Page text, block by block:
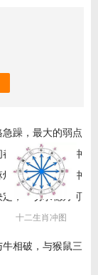
十二生肖冲图
躁，最大的弱点
是因为自己的冲
。那么今日相冲
，一切求稳方可
相破，与猴鼠三